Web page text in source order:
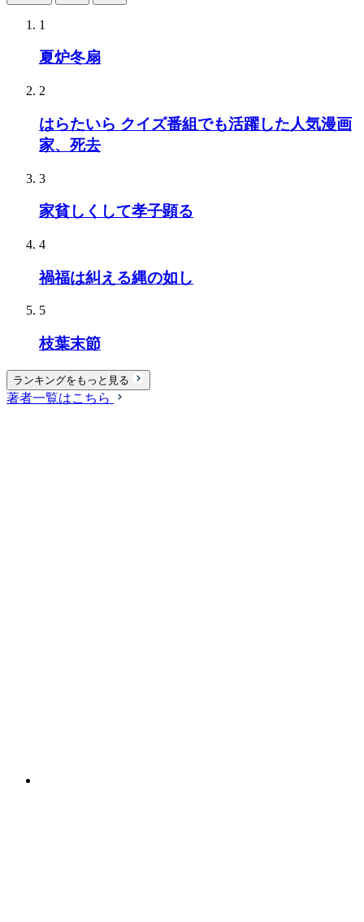
1
夏炉冬扇
2
はらたいら クイズ番組でも活躍した人気漫画
家、死去
3
家貧しくして孝子顕る
4
禍福は糾える縄の如し
5
枝葉末節
ランキングをもっと見る
著者一覧はこちら